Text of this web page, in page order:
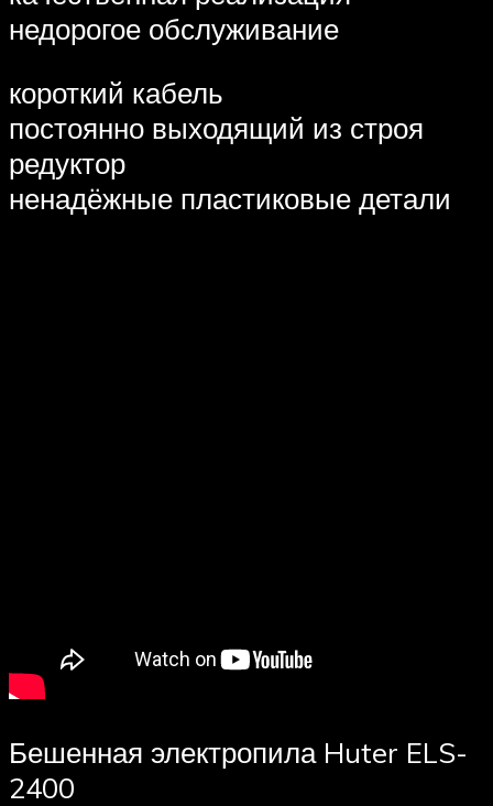
недорогое обслуживание
короткий кабель
постоянно выходящий из строя
редуктор
ненадёжные пластиковые детали
Бешенная электропила Huter ELS-
2400